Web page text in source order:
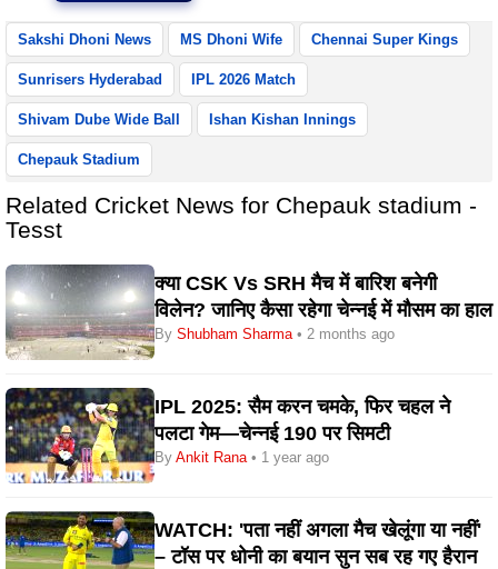
Sakshi Dhoni News MS Dhoni Wife Chennai Super Kings
Sunrisers Hyderabad IPL 2026 Match
Shivam Dube Wide Ball Ishan Kishan Innings
Chepauk Stadium
Related Cricket News for Chepauk stadium -
Tesst
क्या CSK Vs SRH मैच में बारिश बनेगी
विलेन? जानिए कैसा रहेगा चेन्नई में मौसम का हाल
By Shubham Sharma• 2 months ago
IPL 2025: सैम करन चमके, फिर चहल ने
पलटा गेम—चेन्नई 190 पर सिमटी
By Ankit Rana• 1 year ago
WATCH: 'पता नहीं अगला मैच खेलूंगा या नहीं'
– टॉस पर धोनी का बयान सुन सब रह गए हैरान